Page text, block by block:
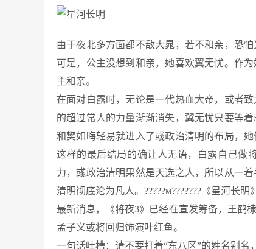
由于夜北多方面都不敌大晁，若不和亲，恐
可是，公主没想到和亲，她喜欢翼无忧。作
主和亲。
在面对白露时，无论是一代热血大帝，或者
的超过常人的力量渐渐消失，翼无忧只要等
和樊如晦轻易就进入了彧政治清明的布局，
这样的最后结局的确让人无语，白露自己做
力，彧政治清明果然是天选之人，所以从一
清明彻底沦为凡人。?????м???????《星河长
最新消息，《将夜3》已经在宣发筹备，王鹤
孟子义或将回归饰演叶红鱼。
一句话吐槽：请不要打着“东八区”的姓名别名